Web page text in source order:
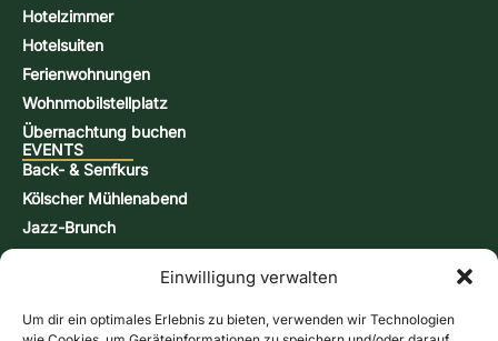
Einwilligung verwalten
Um dir ein optimales Erlebnis zu bieten, verwenden wir Technologien
Hotelzimmer
Hotelsuiten
Ferienwohnungen
Wohnmobilstellplatz
Übernachtung buchen
EVENTS
Back- & Senfkurs
Kölscher Mühlenabend
Jazz-Brunch
Schnappsbrenn-Kurs
Aktionstage
KONTAKT & INFORMATIONEN